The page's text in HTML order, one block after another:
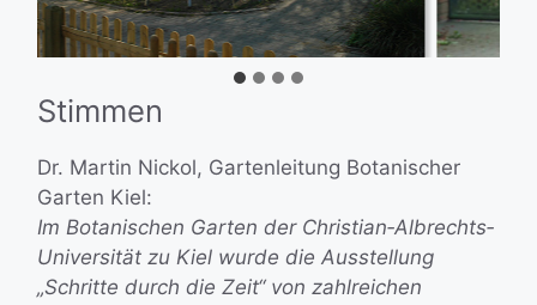
Stimmen
Dr. Martin Nickol, Gartenleitung Botanischer
Garten Kiel:
Im Botanischen Garten der Christian‐Albrechts‐
Universität zu Kiel wurde die Ausstellung
„Schritte durch die Zeit“ von zahlreichen